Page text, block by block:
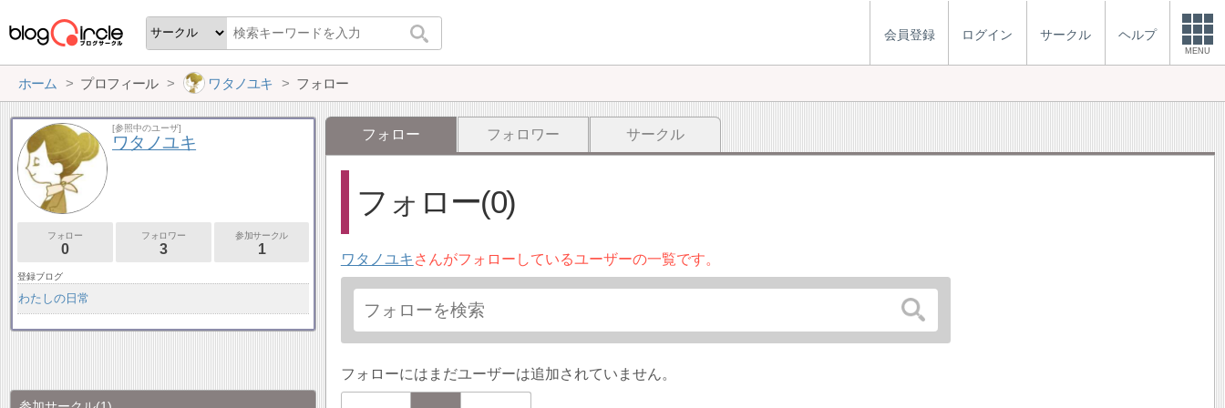
会員登録 ログイン サークル ヘルプ
MENU
ホーム プロフィール ワタノユキ フォロー
フォロー フォロワー サークル
フォロー(0)
ワタノユキ さんがフォローしているユーザーの一覧です。
フォローにはまだユーザーは追加されていません。
[参照中のユーザ]
ワタノユキ
フォロー
0
フォロワー
3
参加サークル
1
登録ブログ
わたしの日常